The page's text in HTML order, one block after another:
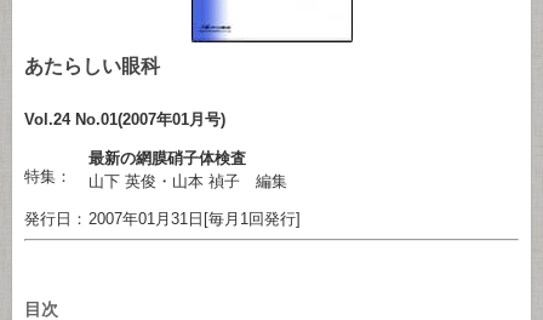
あたらしい眼科
Vol.24 No.01(2007年01月号)
特集：
最新の網膜硝子体検査
山下 英俊・山本 禎子 編集
発行日： 2007年01月31日[毎月1回発行]
目次